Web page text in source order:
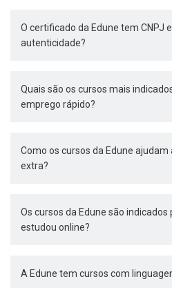
O certificado da Edune tem CNPJ
autenticidade?
Quais são os cursos mais
emprego rápido?
Como os cursos da Edune ajudam
extra?
Os cursos da Edune são
estudou online?
A Edune tem cursos com